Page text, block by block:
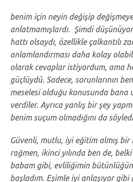
benim için neyin değişip
anlatmamışlardı. Şimdi
hattı olsaydı, özellikle çalkantılı
anlamlandırması daha kolay
olarak cevaplar istiyordum, ama
güçlüydü. Sadece, sorunlarının
meselesi olduğu konusunda bana
verdiler. Ayrıca yanlış bir şey
benim suçum olmadığını da
Güvenli, mutlu, iyi eğitim almış
rağmen, ikinci yılında ben de,
babam gibi, evliliğimin
başladım. Eşimle iyi anlaşıyor